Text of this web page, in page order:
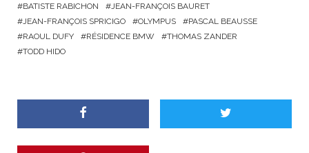
BATISTE RABICHON
JEAN-FRANÇOIS BAURET
JEAN-FRANÇOIS SPRICIGO
OLYMPUS
PASCAL BEAUSSE
RAOUL DUFY
RÉSIDENCE BMW
THOMAS ZANDER
TODD HIDO